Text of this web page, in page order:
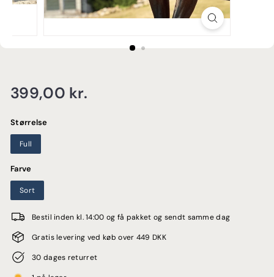
E
Normalpris
399,00 kr.
Størrelse
Full
Farve
Sort
Bestil inden kl. 14:00 og få pakket og sendt samme dag
Gratis levering ved køb over 449 DKK
30 dages returret